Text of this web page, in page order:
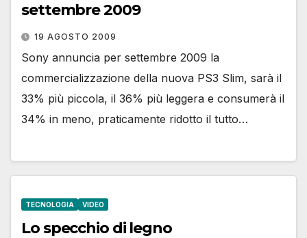
settembre 2009
19 AGOSTO 2009
Sony annuncia per settembre 2009 la
commercializzazione della nuova PS3 Slim, sarà il
33% più piccola, il 36% più leggera e consumerà il
34% in meno, praticamente ridotto il tutto…
TECNOLOGIA VIDEO
Lo specchio di legno